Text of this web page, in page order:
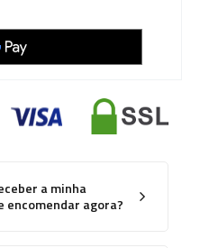
a minha
encomendar agora?